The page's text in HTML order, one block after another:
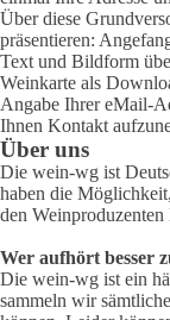
Über diese
präsentieren:
Text und Bildform
Weinkarte als
Angabe Ihrer eMail-
Ihnen Kontakt
Über uns
Die wein-wg ist
haben die
den
Wer aufhört besser
Die wein-wg ist ein
sammeln wir